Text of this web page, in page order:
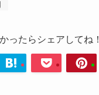
ったらシェアしてね！